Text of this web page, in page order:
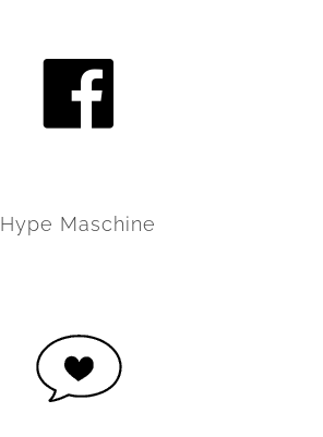
Hype Maschine